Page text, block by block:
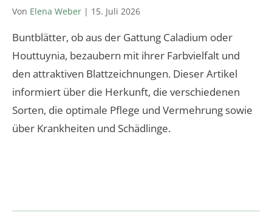
Von Elena Weber | 15. Juli 2026
Buntblätter, ob aus der Gattung Caladium oder
Houttuynia, bezaubern mit ihrer Farbvielfalt und
den attraktiven Blattzeichnungen. Dieser Artikel
informiert über die Herkunft, die verschiedenen
Sorten, die optimale Pflege und Vermehrung sowie
über Krankheiten und Schädlinge.